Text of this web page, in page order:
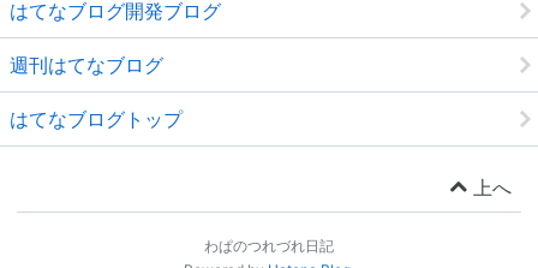
はてなブログ開発ブログ
週刊はてなブログ
はてなブログトップ
上へ
わぱのつれづれ日記